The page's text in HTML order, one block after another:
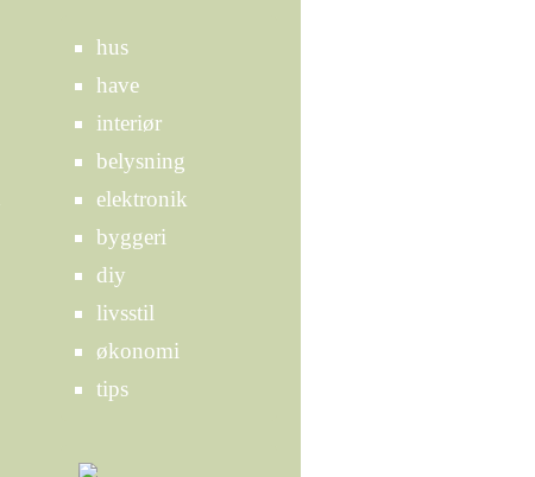
hus
have
interiør
belysning
elektronik
byggeri
diy
livsstil
økonomi
tips